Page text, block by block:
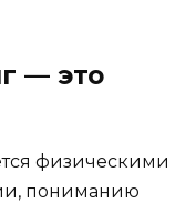
— это
физическими
пониманию